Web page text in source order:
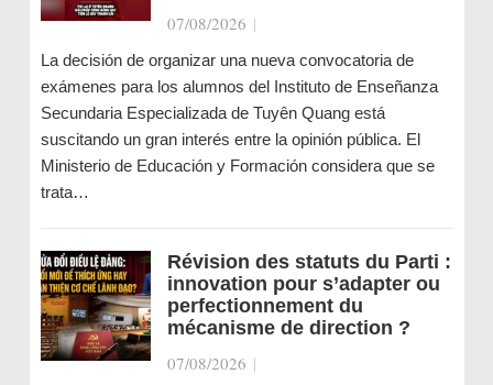
07/08/2026 |
La decisión de organizar una nueva convocatoria de
exámenes para los alumnos del Instituto de Enseñanza
Secundaria Especializada de Tuyên Quang está
suscitando un gran interés entre la opinión pública. El
Ministerio de Educación y Formación considera que se
trata…
Révision des statuts du Parti :
innovation pour s’adapter ou
perfectionnement du
mécanisme de direction ?
07/08/2026 |